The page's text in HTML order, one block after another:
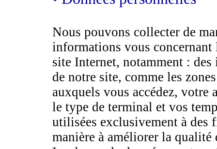
Nous pouvons collecter de
informations vous
site Internet, notamment :
de notre site, comme les
auxquels vous accédez, votre
le type de terminal et vos
utilisées exclusivement à des
manière à améliorer la qualité